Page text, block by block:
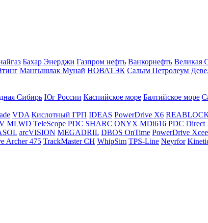
Бахар Энерджи Газпром нефть Ванкорнефть Великая
Мангышлак Мунай НОВАТЭК Салым Петролеум
Сибирь Юг России Каспийское море Балтийское море
VDA Кислотный ГРП IDEAS PowerDrive X6
MLWD TeleScope PDC SHARC ONYX MDi616 PDC Direct
arcVISION MEGADRIL DBOS OnTime PowerDrive
Archer 475 TrackMaster CH WhipSim TPS-Line Neyrfor